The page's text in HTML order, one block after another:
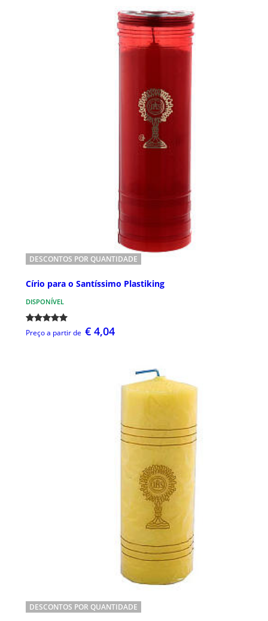
DESCONTOS POR QUANTIDADE
Círio para o Santíssimo Plastiking
DISPONÍVEL
Preço a partir de € 4,04
DESCONTOS POR QUANTIDADE